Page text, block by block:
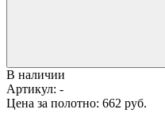
В наличии
Артикул: -
Цена за полотно: 662 руб.